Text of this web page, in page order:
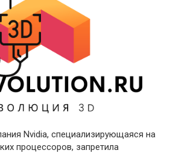
Nvidia, специализирующаяся на
процессоров, запретила